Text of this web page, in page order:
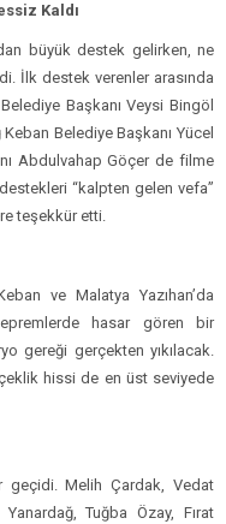
Kaldı
büyük destek gelirken, ne
İlk destek verenler arasında
Başkanı Veysi Bingöl
Belediye Başkanı Yücel
Abdulvahap Göçer de filme
“kalpten gelen vefa”
teşekkür etti.
ve Malatya Yazıhan’da
hasar gören bir
gereği gerçekten yıkılacak.
hissi de en üst seviyede
geçidi. Melih Çardak, Vedat
Tuğba Özay, Fırat